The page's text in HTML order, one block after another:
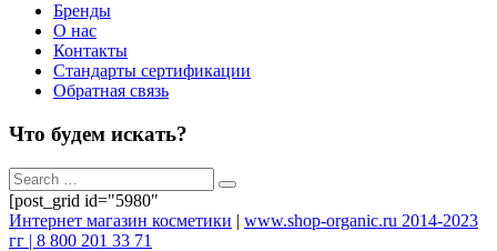
Бренды
О нас
Контакты
Стандарты сертификации
Обратная связь
Что будем искать?
[post_grid id="5980"
Интернет магазин косметики | www.shop-organic.ru 2014-2023
гг | 8 800 201 33 71